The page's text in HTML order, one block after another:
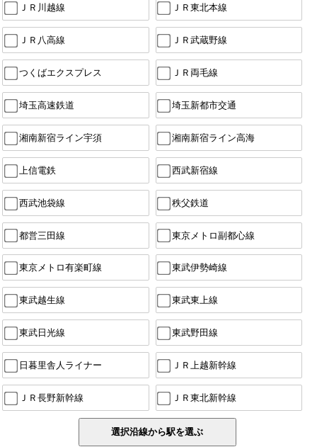
ＪＲ川越線 ＪＲ東北本線
ＪＲ八高線 ＪＲ武蔵野線
つくばエクスプレス ＪＲ両毛線
埼玉高速鉄道 埼玉新都市交通
湘南新宿ライン宇須 湘南新宿ライン高海
上信電鉄 西武新宿線
西武池袋線 秩父鉄道
都営三田線 東京メトロ副都心線
東京メトロ有楽町線 東武伊勢崎線
東武越生線 東武東上線
東武日光線 東武野田線
日暮里舎人ライナー ＪＲ上越新幹線
ＪＲ長野新幹線 ＪＲ東北新幹線